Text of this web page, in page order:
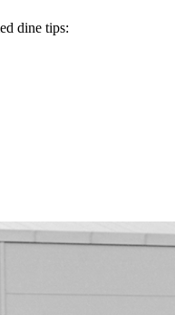
dine tips: